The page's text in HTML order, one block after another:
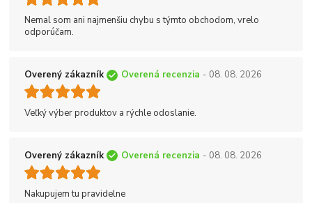
Nemal som ani najmenšiu chybu s týmto obchodom, vrelo
odporúčam.
Overený zákazník Overená recenzia - 08. 08. 2026
Veľký výber produktov a rýchle odoslanie.
Overený zákazník Overená recenzia - 08. 08. 2026
Nakupujem tu pravidelne